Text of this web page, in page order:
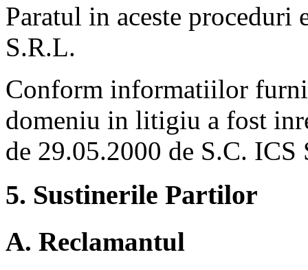
Paratul in aceste proceduri
S.R.L.
Conform informatiilor
domeniu in litigiu a fost
de 29.05.2000 de S.C. ICS
5. Sustinerile Partilor
A. Reclamantul